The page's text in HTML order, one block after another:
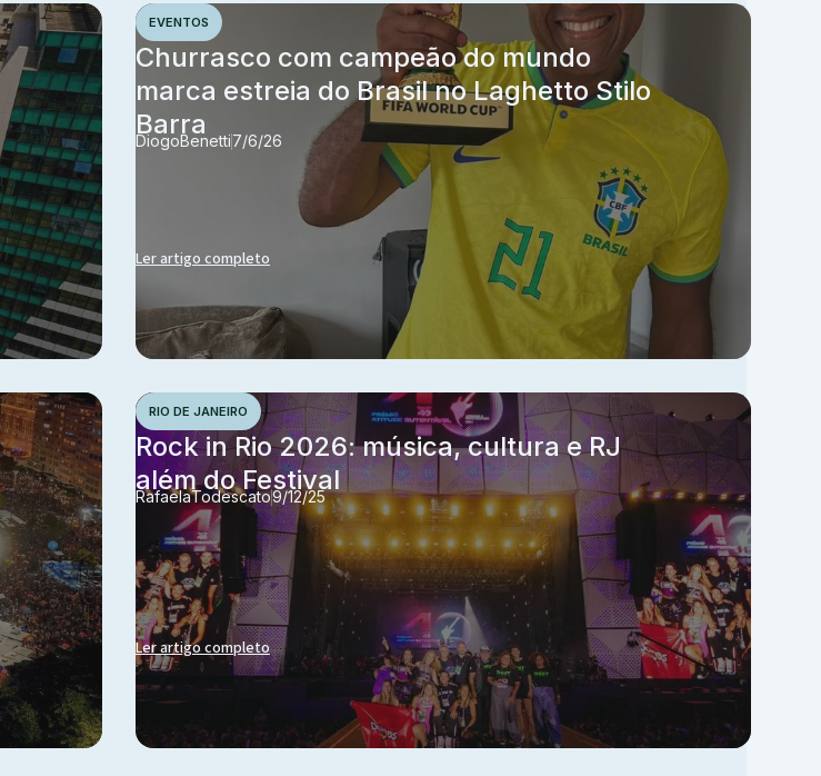
EVENTOS
Churrasco com campeão do mundo
marca estreia do Brasil no Laghetto Stilo
Barra
DiogoBenetti7/6/26
Ler artigo completo
RIO DE JANEIRO
Rock in Rio 2026: música, cultura e RJ
além do Festival
RafaelaTodescato9/12/25
Ler artigo completo